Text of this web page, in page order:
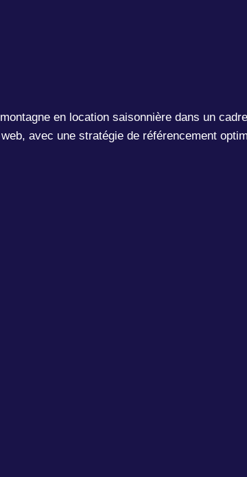
en location saisonnière dans un
avec une stratégie de référencement